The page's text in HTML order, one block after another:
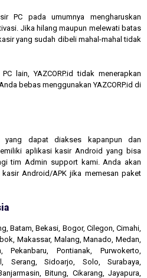
PC pada umumnya mengharuskan
Jika hilang maupun melewati batas
yang sudah dibeli mahal-mahal tidak
lain, YAZCORP.id tidak menerapkan
bebas menggunakan YAZCORP.id di
dapat diakses kapanpun dan
aplikasi kasir Android yang bisa
tim Admin support kami. Anda akan
Android/APK jika memesan paket
Batam, Bekasi, Bogor, Cilegon, Cimahi,
Makassar, Malang, Manado, Medan,
Pekanbaru, Pontianak, Purwokerto,
Serang, Sidoarjo, Solo, Surabaya,
Bitung, Cikarang, Jayapura,